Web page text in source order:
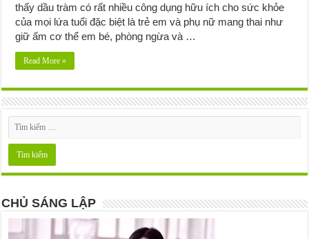
thấy dầu tràm có rất nhiều công dụng hữu ích cho sức khỏe
của mọi lứa tuổi đặc biệt là trẻ em và phụ nữ mang thai như
giữ ấm cơ thể em bé, phòng ngừa và …
Read More »
CHỦ SÁNG LẬP